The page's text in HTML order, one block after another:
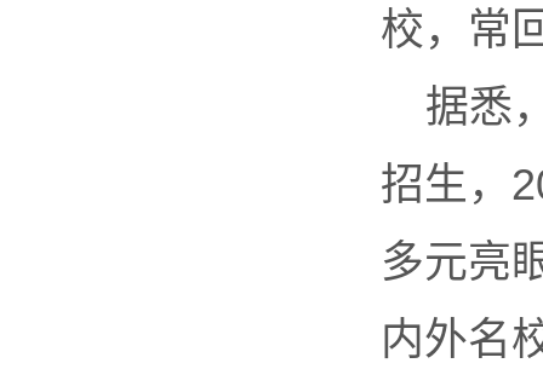
校，常
据悉
招生，
多元亮
内外名